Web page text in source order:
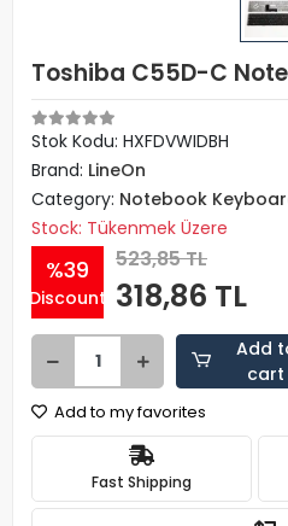
Toshiba C55D-C
Stok Kodu: HXFDVWIDBH
Brand: LineOn
Category: Notebook
Stock: Tükenmek Üzere
%39
Discount
523,85 TL
318,86 TL
Add
cart
Add to my favorites
Fast Shipping